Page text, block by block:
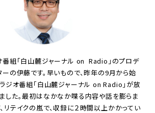
組「白山麓ジャーナル on Radio 」のプロデ
ーの伊藤です。早いもので、昨年の9月から始
ジオ番組「白山麓ジャーナル on Radio 」が放
した。最初はなかなか喋る内容や話を膨らま
リテイクの嵐で、収録に２時間以上かかってい